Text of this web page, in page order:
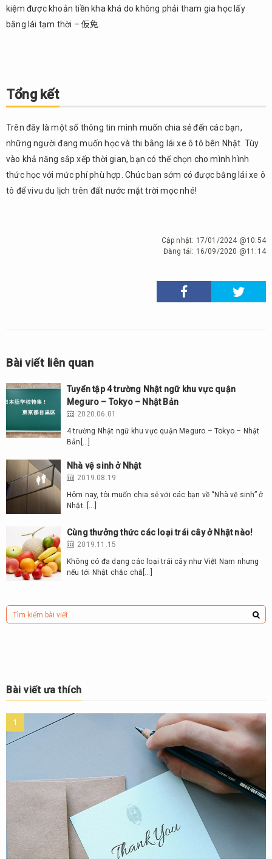
kiệm được khoản tiền kha khá do không phải tham gia học lấy
bằng lái tạm thời – 仮免.
Tổng kết
Trên đây là một số thông tin mình muốn chia sẻ đến các bạn,
những người đang muốn học và thi bằng lái xe ô tô bên Nhật. Tùy
vào khả năng sắp xếp thời gian, bạn có thể chọn cho mình hình
thức học với mức phí phù hợp. Chúc bạn sớm có được bằng lái xe ô
tô để vivu du lịch trên đất nước mặt trời mọc nhé!
Cập nhật: 17/01/2024 @10:54
Đăng tải: 16/09/2020 @11:14
Bài viết liên quan
Tuyển tập 4 trường Nhật ngữ khu vực quận
Meguro – Tokyo – Nhật Bản
2020.06.01
4 trường Nhật ngữ khu vực quận Meguro – Tokyo – Nhật
Bản[…]
Nhà vệ sinh ở Nhật
2019.08.19
Hôm nay, tôi muốn chia sẻ với các bạn về “Nhà vệ sinh” ở
Nhật. […]
Cùng thưởng thức các loại trái cây ở Nhật nào!
2019.11.15
Không có đa dạng các loại trái cây như Việt Nam nhưng
nếu tới Nhật chắc chắ[…]
Bài viết ưa thích